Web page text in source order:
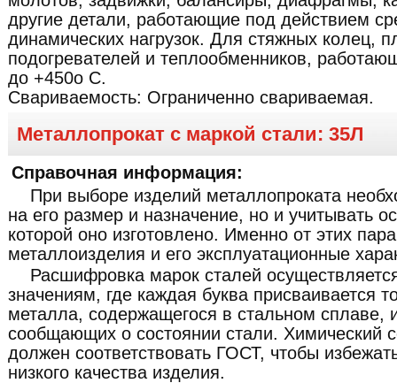
другие детали, работающие под действием
динамических нагрузок. Для стяжных колец,
подогревателей и теплообменников,
до +450о С.
Свариваемость: Ограниченно свариваемая.
Металлопрокат с маркой стали: 35Л
Справочная информация:
При выборе изделий металлопроката
на его размер и назначение, но и учитывать
которой оно изготовлено. Именно от этих
металлоизделия и его эксплуатационные
Расшифровка марок сталей
значениям, где каждая буква присваивается
металла, содержащегося в стальном сплаве,
сообщающих о состоянии стали. Химический
должен соответствовать ГОСТ, чтобы
низкого качества изделия.